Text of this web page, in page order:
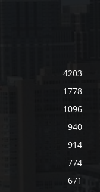
4203
1778
1096
940
914
774
671